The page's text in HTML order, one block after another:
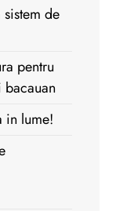
de
pentru
in lume!